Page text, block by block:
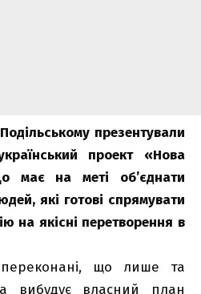
презентували
проект «Нова
має на меті об’єднати
які готові спрямувати
на якісні перетворення в
переконані, що лише та
вибудує власний план